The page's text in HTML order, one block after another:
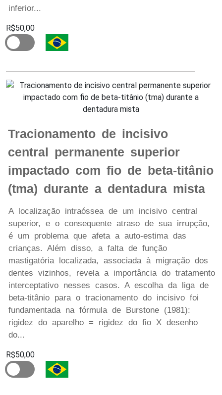
inferior...
R$50,00
Tracionamento de incisivo
central permanente superior
impactado com fio de beta-titânio
(tma) durante a dentadura mista
A localização intraóssea de um incisivo central
superior, e o consequente atraso de sua irrupção,
é um problema que afeta a auto-estima das
crianças. Além disso, a falta de função
mastigatória localizada, associada à migração dos
dentes vizinhos, revela a importância do tratamento
interceptativo nesses casos. A escolha da liga de
beta-titânio para o tracionamento do incisivo foi
fundamentada na fórmula de Burstone (1981):
rigidez do aparelho = rigidez do fio X desenho
do...
R$50,00